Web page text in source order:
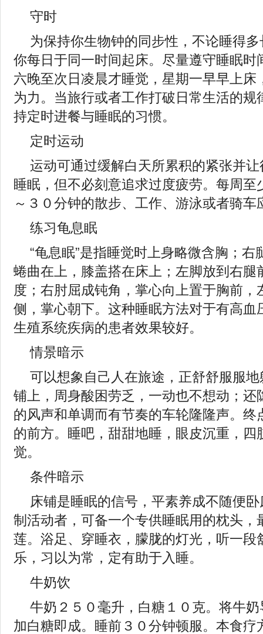
守时
为保持你生物钟的同步性，不论睡得
你每日于同一时间起床。尽量遵守睡眠时
六晚至次日凌晨才睡觉，星期一早早上床
为力。当旅行或者工作打破日常生活的规
持定时进餐与睡眠的习惯。
定时运动
运动可通过缓解白天所累积的紧张并
睡眠，但不必刻意追求过度疲劳。每周至
～３０分钟的散步、工作、游泳或者骑车
练习龟息眠
“龟息眠”是指睡觉时上身略微含胸；右
蜷曲在上，膝盖搭在床上；左脚放到右腿
度；右肘屈成钝角，掌心向上置于胸前，
侧，掌心朝下。这种睡眠方法对于有高血
生殖系统疾病的患者效果较好。
情景暗示
可以想象自己人在旅途，正舒舒服服
铺上，周身酸困劳乏，一动也不想动；还
的风声和单调而有节奏的车轮隆隆声。终
的前方。睡吧，甜甜地睡，眼皮沉重，四
觉。
条件暗示
床铺是睡眠的信号，平素养成不随便
制活动者，可备一个专供睡眠用的枕头，
莲。浴足、穿睡衣，朦胧的灯光，听一段
乐，习以为常，定有助于入睡。
牛奶饮
牛奶２５０毫升，白糖１０克。将牛
加白糖即成。睡前３０分钟顿服。本食疗